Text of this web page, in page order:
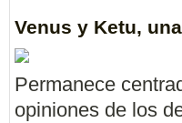
Venus y Ketu,
Permanece
opiniones de los